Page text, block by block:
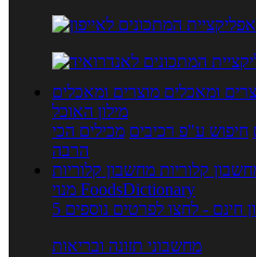
ומאכלים מוצרים ומאכלים
מילון האוכל
חיפוש ע"פ רכיבים מכילים הכי
הרבה
קלוריות מחשבון קלוריות
מנוי FoodsDictionary
חינם - לחצו לפרטים נוספים
מחשבוני תזונה ובריאות